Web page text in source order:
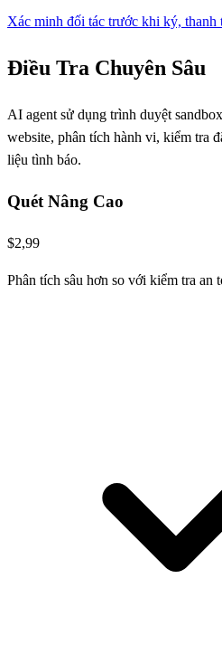
Xác minh đối tác trước khi ký, thanh
Điều Tra Chuyên Sâu
AI agent sử dụng trình duyệt
website, phân tích hành vi, kiểm tra
liệu tình báo.
Quét Nâng Cao
$2,99
Phân tích sâu hơn so với kiểm tra an